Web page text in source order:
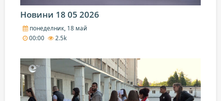
Новини 18 05 2026
понеделник, 18 май
00:00
2.5k